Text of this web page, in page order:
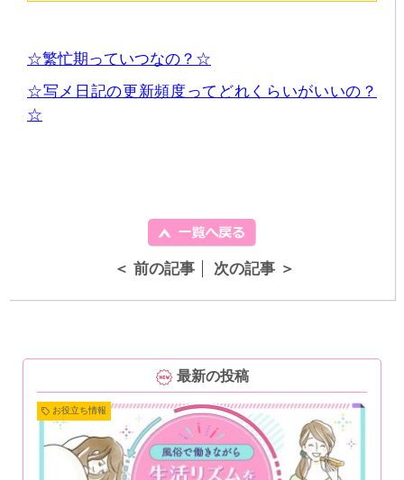
☆繁忙期っていつなの？☆
☆写メ日記の更新頻度ってどれくらいがいいの？
☆
＜ 前の記事 次の記事 ＞
最新の投稿
お役立ち情報